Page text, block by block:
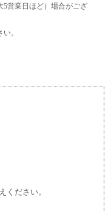
5営業日ほど）場合がござ
。
ください。